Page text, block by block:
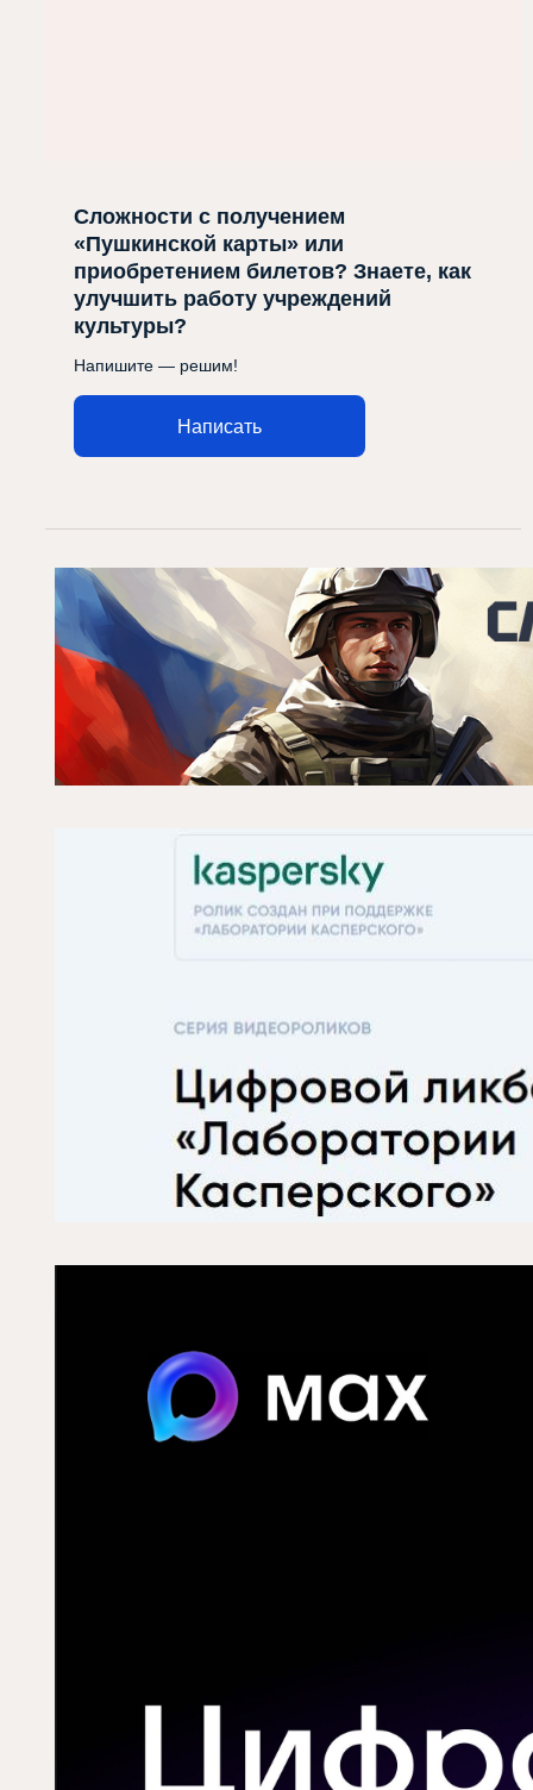
Сложности с получением
«Пушкинской карты» или
приобретением билетов? Знаете, как
улучшить работу учреждений
культуры?
Напишите — решим!
Написать